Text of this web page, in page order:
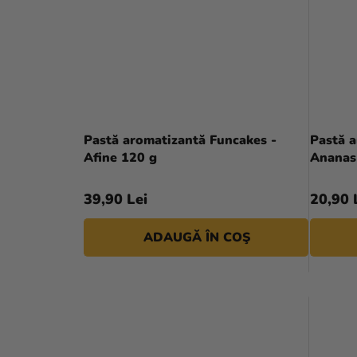
Pastă aromatizantă Funcakes -
Afine 120 g
39,90 Lei
ADAUGĂ ÎN COŞ
Pastă
20,90